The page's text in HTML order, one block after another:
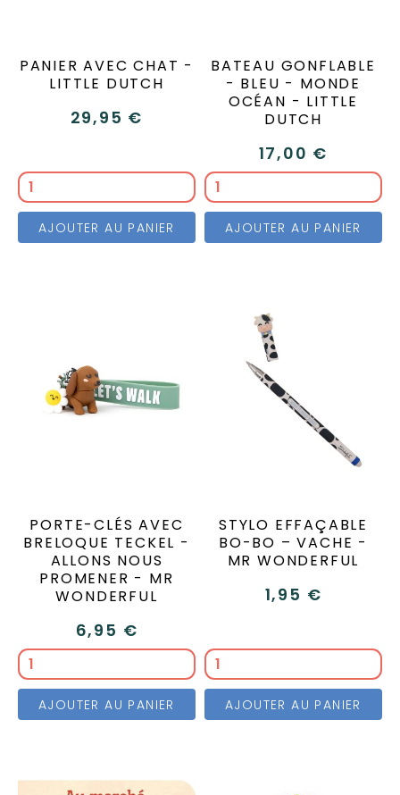
PANIER AVEC CHAT -
LITTLE DUTCH
29,95 €
AJOUTER AU PANIER
BATEAU GONFLABLE
- BLEU - MONDE
OCÉAN - LITTLE
DUTCH
17,00 €
AJOUTER AU PANIER
PORTE-CLÉS AVEC
BRELOQUE TECKEL -
ALLONS NOUS
PROMENER - MR
WONDERFUL
6,95 €
AJOUTER AU PANIER
STYLO EFFAÇABLE
BO-BO – VACHE -
MR WONDERFUL
1,95 €
AJOUTER AU PANIER